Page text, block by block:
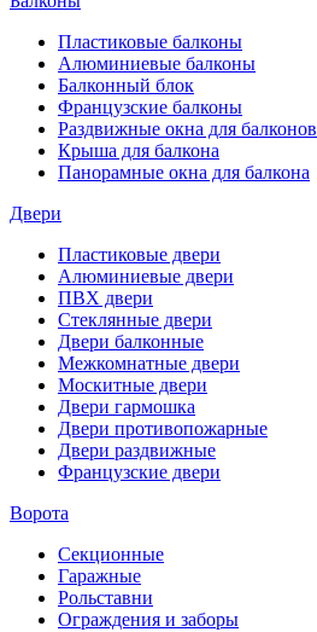
Пластиковые балконы
Алюминиевые балконы
Балконный блок
Французские балконы
Раздвижные окна для балконов
Крыша для балкона
Панорамные окна для балкона
Двери
Пластиковые двери
Алюминиевые двери
ПВХ двери
Стеклянные двери
Двери балконные
Межкомнатные двери
Москитные двери
Двери гармошка
Двери противопожарные
Двери раздвижные
Французские двери
Ворота
Секционные
Гаражные
Рольставни
Ограждения и заборы